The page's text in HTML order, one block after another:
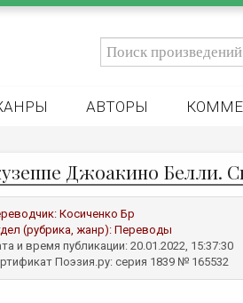
АВТОРЫ
Джоакино Белли.
Косиченко Бр
(рубрика, жанр):Переводы
и время публикации: 20.01.2022, 15:37:30
Поэзия.ру: серия 1839 № 165532